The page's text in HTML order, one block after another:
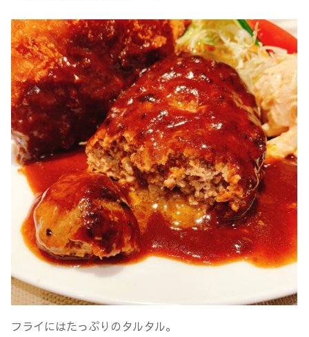
フライにはたっぷりのタルタル。